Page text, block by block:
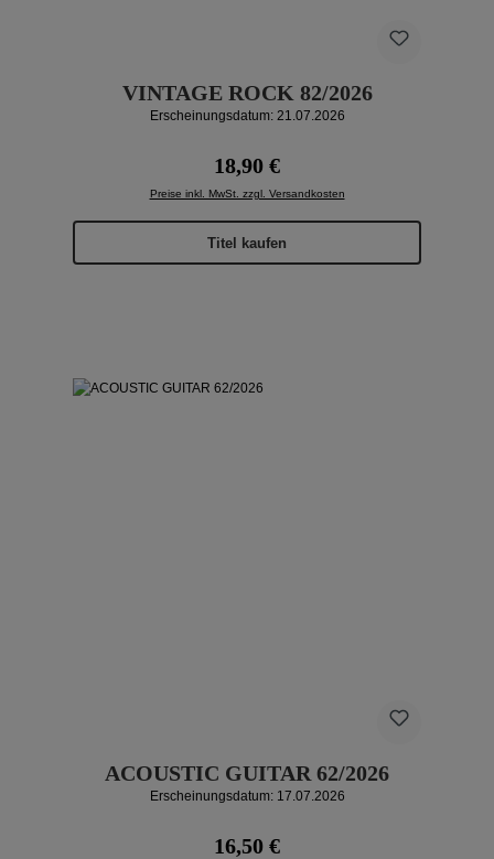
VINTAGE ROCK 82/2026
Erscheinungsdatum: 21.07.2026
Regulärer Preis:
18,90 €
Preise inkl. MwSt. zzgl. Versandkosten
Titel kaufen
ACOUSTIC GUITAR 62/2026
Erscheinungsdatum: 17.07.2026
Regulärer Preis:
16,50 €